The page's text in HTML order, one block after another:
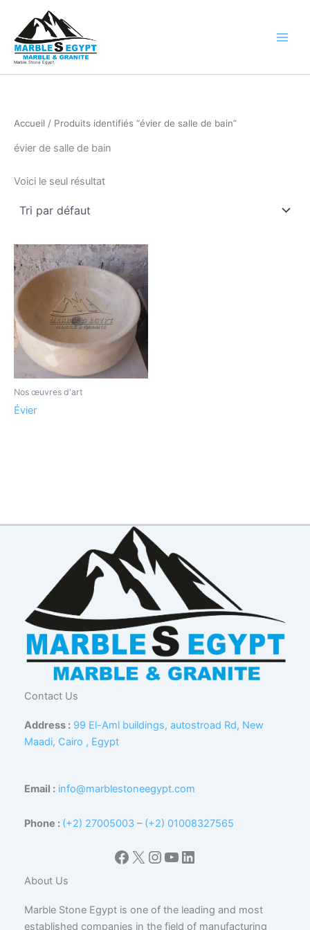
contenu
Marble Stone Egypt
Accueil / Produits identifiés “évier de salle de bain”
évier de salle de bain
Voici le seul résultat
Nos œuvres d'art
Évier
Contact Us
Address : 99 El-Aml buildings, autostroad Rd, New
Maadi, Cairo , Egypt
Email : info@marblestoneegypt.com
Phone : (+2) 27005003 – (+2) 01008327565
Facebook
X Instagram
YouTube
LinkedIn
About Us
Marble Stone Egypt is one of the leading and most
established companies in the field of manufacturing